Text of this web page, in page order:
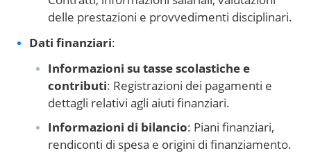
delle prestazioni e provvedimenti disciplinari.
Dati finanziari:
Informazioni su tasse scolastiche e
contributi: Registrazioni dei pagamenti e
dettagli relativi agli aiuti finanziari.
Informazioni di bilancio: Piani finanziari,
rendiconti di spesa e origini di finanziamento.